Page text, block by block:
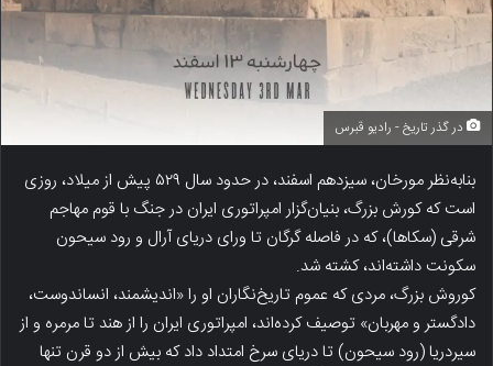
در گذر تاریخ - رادیو قبرس
بنابه‌نظر مورخان، سیزدهم اسفند، در حدود سال ۵۲۹ پیش از میلاد، روزی
است که کورش بزرگ، بنیان‌گزار امپراتوری ایران در جنگ با قوم مهاجم
شرقی (سکاها)، که در فاصله گرگان تا ورای دریای آرال و رود سیحون
سکونت داشته‌اند، کشته شد.
کوروش بزرگ، مردی که عموم تاریخ‌نگاران او را «اندیشمند، انساندوست،
دادگستر و مهربان» توصیف کرده‌اند، امپراتوری ایران را از هند تا مرمره و از
سیردریا (رود سیحون) تا دریای سرخ امتداد داد که بیش از دو قرن تنها